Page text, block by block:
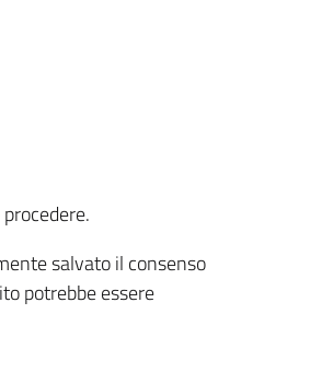
salvato il consenso
potrebbe essere